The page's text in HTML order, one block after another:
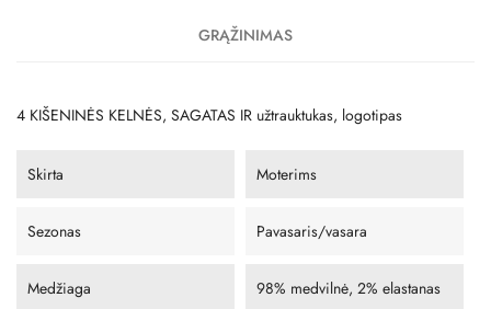
GRĄŽINIMAS
4 KIŠENINĖS KELNĖS, SAGATAS IR užtrauktukas, logotipas
Skirta Moterims
Sezonas Pavasaris/vasara
Medžiaga 98% medvilnė, 2% elastanas